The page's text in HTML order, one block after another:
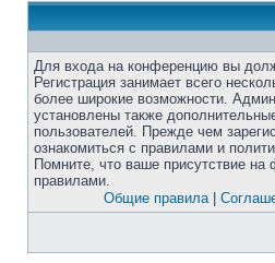
Для входа на конференцию вы
Регистрация занимает всего
более широкие возможности.
установлены также
пользователей. Прежде чем
ознакомиться с правилами и
Помните, что ваше присутствие на
правилами.
Общие правила|